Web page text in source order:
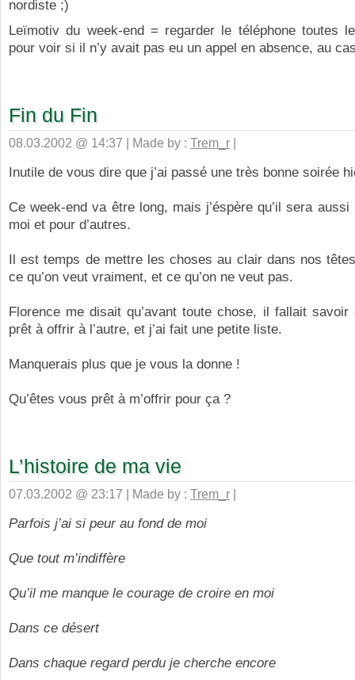
nordiste ;)
Leïmotiv du week-end = regarder le téléphone toutes
pour voir si il n’y avait pas eu un appel en absence, au
Fin du Fin
08.03.2002 @ 14:37 | Made by : Trem_r |
Inutile de vous dire que j’ai passé une très bonne soirée
Ce week-end va être long, mais j’éspère qu’il sera
moi et pour d’autres.
Il est temps de mettre les choses au clair dans nos
ce qu’on veut vraiment, et ce qu’on ne veut pas.
Florence me disait qu’avant toute chose, il fallait savoir
prêt à offrir à l’autre, et j’ai fait une petite liste.
Manquerais plus que je vous la donne !
Qu’êtes vous prêt à m’offrir pour ça ?
L’histoire de ma vie
07.03.2002 @ 23:17 | Made by : Trem_r |
Parfois j’ai si peur au fond de moi
Que tout m’indiffère
Qu’il me manque le courage de croire en moi
Dans ce désert
Dans chaque regard perdu je cherche encore